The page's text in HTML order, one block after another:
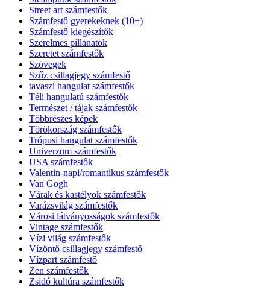
Street art számfestők
Számfestő gyerekeknek (10+)
Számfestő kiegészítők
Szerelmes pillanatok
Szeretet számfestők
Szövegek
Szűz csillagjegy számfestő
tavaszi hangulat számfestők
Téli hangulatú számfestők
Természet / tájak számfestők
Többrészes képek
Törökország számfestők
Trópusi hangulat számfestők
Univerzum számfestők
USA számfestők
Valentin-napi/romantikus számfestők
Van Gogh
Várak és kastélyok számfestők
Varázsvilág számfestők
Városi látványosságok számfestők
Vintage számfestők
Vízi világ számfestők
Vízöntő csillagjegy számfestő
Vízpart számfestő
Zen számfestők
Zsidó kultúra számfestők